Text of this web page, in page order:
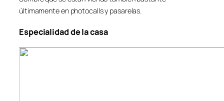
últimamente en photocalls y pasarelas.
Especialidad de la casa